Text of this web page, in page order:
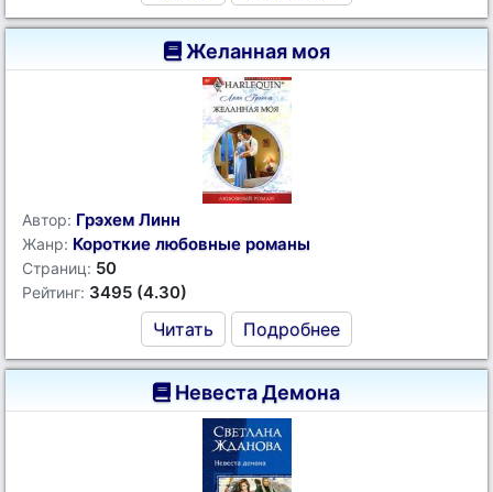
Желанная моя
Автор: Грэхем Линн
Жанр: Короткие любовные романы
Страниц: 50
Рейтинг: 3495 (4.30)
Читать Подробнее
Невеста Демона